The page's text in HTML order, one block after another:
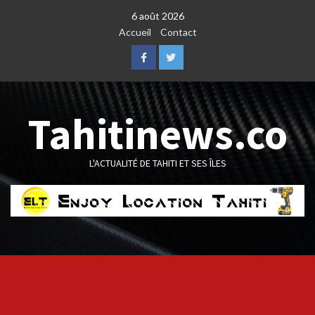
6 août 2026
Accueil
Contact
FacebookTwitter
Tahitinews.co
L'ACTUALITÉ DE TAHITI ET SES ÎLES